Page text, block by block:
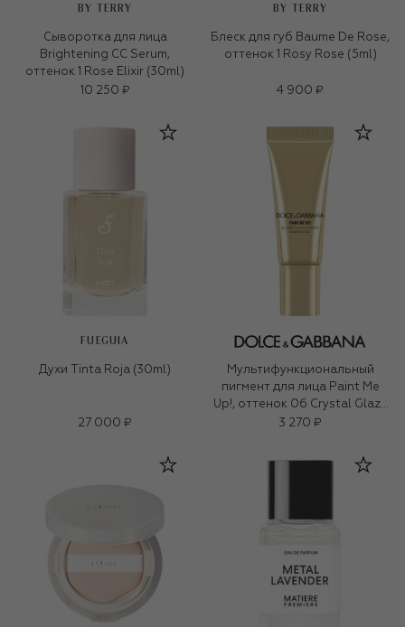
BY TERRY
Сыворотка для лица
Brightening CC Serum,
оттенок 1 Rose Elixir (30ml)
10 250 ₽
BY TERRY
Блеск для губ Baume De Rose,
оттенок 1 Rosy Rose (5ml)
4 900 ₽
FUEGUIA
Духи Tinta Roja (30ml)
27 000 ₽
Мультифункциональный
пигмент для лица Paint Me
Up!, оттенок 06 Crystal Glaze
(5ml)
3 270 ₽